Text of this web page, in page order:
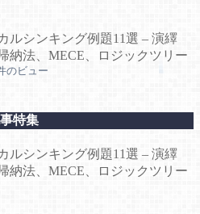
ルシンキング例題11選 – 演繹
納法、MECE、ロジックツリー
のビュー
特集
ルシンキング例題11選 – 演繹
納法、MECE、ロジックツリー